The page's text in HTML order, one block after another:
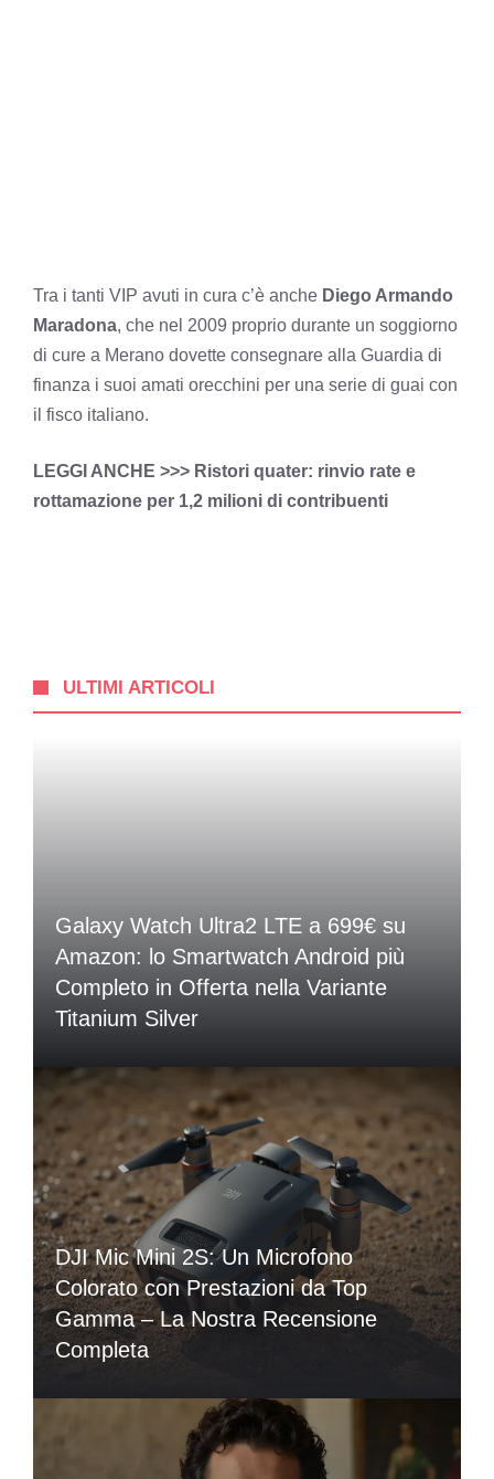
Tra i tanti VIP avuti in cura c’è anche Diego Armando
Maradona, che nel 2009 proprio durante un soggiorno
di cure a Merano dovette consegnare alla Guardia di
finanza i suoi amati orecchini per una serie di guai con
il fisco italiano.
LEGGI ANCHE >>> Ristori quater: rinvio rate e
rottamazione per 1,2 milioni di contribuenti
ULTIMI ARTICOLI
Galaxy Watch Ultra2 LTE a 699€ su
Amazon: lo Smartwatch Android più
Completo in Offerta nella Variante
Titanium Silver
DJI Mic Mini 2S: Un Microfono
Colorato con Prestazioni da Top
Gamma – La Nostra Recensione
Completa